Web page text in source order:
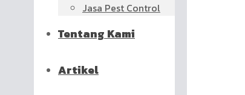
Jasa Pest Control
Tentang Kami
Artikel